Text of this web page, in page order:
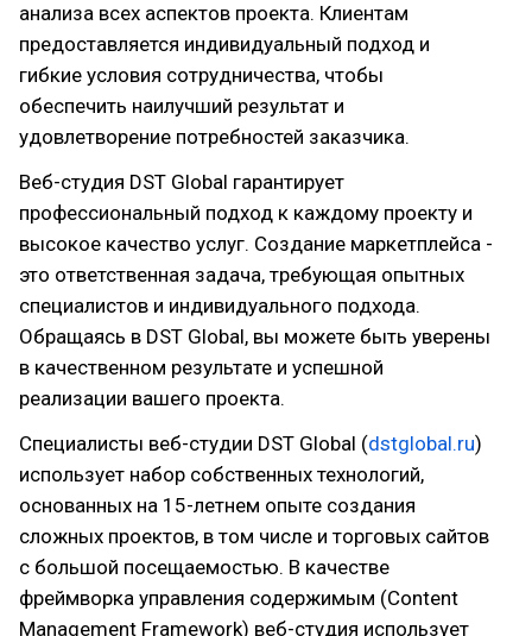
анализа всех аспектов проекта. Клиентам
предоставляется индивидуальный подход и
гибкие условия сотрудничества, чтобы
обеспечить наилучший результат и
удовлетворение потребностей заказчика.
Веб-студия DST Global гарантирует
профессиональный подход к каждому проекту и
высокое качество услуг. Создание маркетплейса -
это ответственная задача, требующая опытных
специалистов и индивидуального подхода.
Обращаясь в DST Global, вы можете быть уверены
в качественном результате и успешной
реализации вашего проекта.
Специалисты веб-студии DST Global (dstglobal.ru)
использует набор собственных технологий,
основанных на 15-летнем опыте создания
сложных проектов, в том числе и торговых сайтов
с большой посещаемостью. В качестве
фреймворка управления содержимым (Content
Management Framework) веб-студия использует